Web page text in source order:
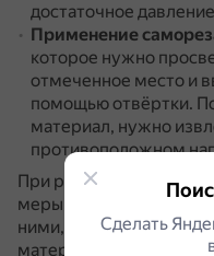
достаточное
Применение
которое нужно
отмеченное место и
помощью отвёртки.
материал, нужно
противоположном
При работе с
меры
ними, чтобы избежать
материала.
Сделать